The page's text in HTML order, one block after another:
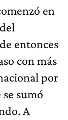
en
entonces
con más
por
sumó
A